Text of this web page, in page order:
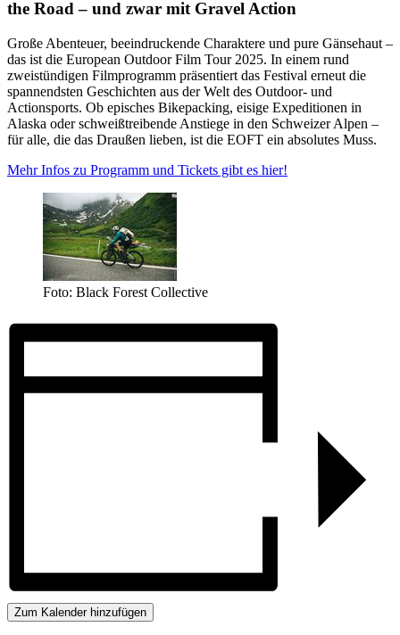
the Road – und zwar mit Gravel Action
Große Abenteuer, beeindruckende Charaktere und pure Gänsehaut –
das ist die European Outdoor Film Tour 2025. In einem rund
zweistündigen Filmprogramm präsentiert das Festival erneut die
spannendsten Geschichten aus der Welt des Outdoor- und
Actionsports. Ob episches Bikepacking, eisige Expeditionen in
Alaska oder schweißtreibende Anstiege in den Schweizer Alpen –
für alle, die das Draußen lieben, ist die EOFT ein absolutes Muss.
Mehr Infos zu Programm und Tickets gibt es hier!
Foto: Black Forest Collective
Zum Kalender hinzufügen